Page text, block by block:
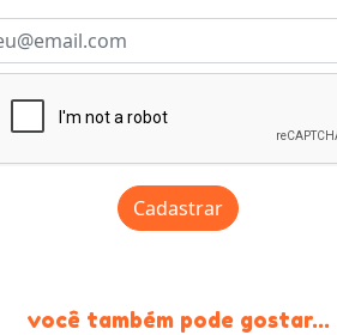
Cadastrar
você também pode gostar...